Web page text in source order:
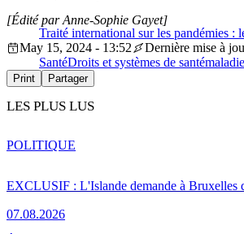
Traité international sur les pandémies :
[Édité par Anne-Sophie Gayet]
May 15, 2024 - 13:52
Dernière mise à
SantéDroits et systèmes de santé
Print Partager
LES PLUS LUS
EXCLUSIF : L'Islande demande à Bruxelles
07.08.2026
POLITIQUE